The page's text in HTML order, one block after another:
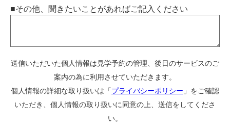
■その他、聞きたいことがあればご記入ください
送信いただいた個人情報は見学予約の管理、後日のサービスのご
案内の為に利用させていただきます。
個人情報の詳細な取り扱いは「プライバシーポリシー 」をご確認
いただき、個人情報の取り扱いに同意の上、送信をしてくださ
い。